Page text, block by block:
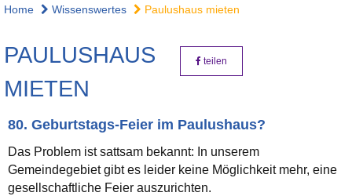
Home Wissenswertes Paulushaus mieten
PAULUSHAUS
MIETEN
teilen
80. Geburtstags-Feier im Paulushaus?
Das Problem ist sattsam bekannt: In unserem
Gemeindegebiet gibt es leider keine Möglichkeit mehr, eine
gesellschaftliche Feier auszurichten.